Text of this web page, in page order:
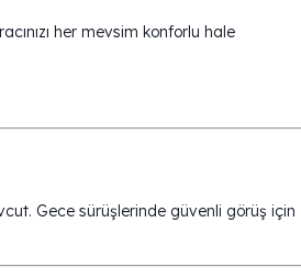
her mevsim konforlu hale
Gece sürüşlerinde güvenli görüş için